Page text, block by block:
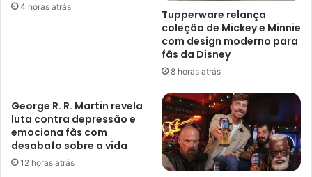
4 horas atrás
Tupperware relança
coleção de Mickey e Minnie
com design moderno para
fãs da Disney
8 horas atrás
George R. R. Martin revela
luta contra depressão e
emociona fãs com
desabafo sobre a vida
12 horas atrás